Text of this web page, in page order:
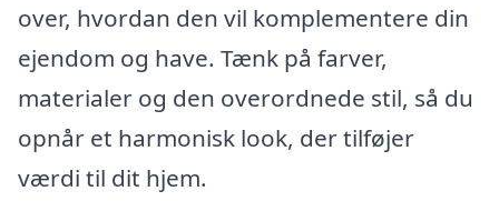
over, hvordan den vil komplementere din
ejendom og have. Tænk på farver,
materialer og den overordnede stil, så du
opnår et harmonisk look, der tilføjer
værdi til dit hjem.